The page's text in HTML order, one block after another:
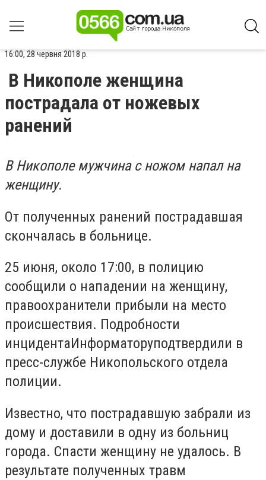
16:00, 28 червня 2018 р.
В Никополе женщина
пострадала от ножевых
ранений
В Никополе мужчина с ножом напал на
женщину.
От полученных ранений пострадавшая
скончалась в больнице.
25 июня, около 17:00, в полицию
сообщили о нападении на женщину,
правоохранители прибыли на место
происшествия. Подробности
инцидентаИнформаторуподтвердили в
пресс-службе Никопольского отдела
полиции.
Известно, что пострадавшую забрали из
дому и доставили в одну из больниц
города. Спасти женщину не удалось. В
результате полученных травм